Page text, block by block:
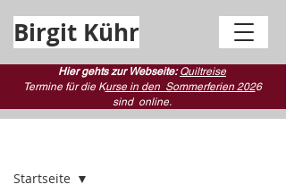
Birgit Kühr
Hier gehts zur Webseite:Quiltreise
Termine für die Kurse in den Sommerferien 2026
sind online.
Startseite